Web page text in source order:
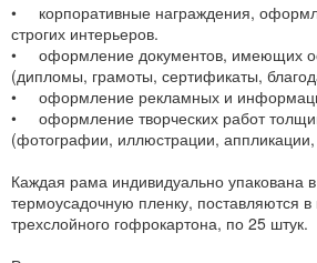
• корпоративные награждения,
строгих интерьеров.
• оформление документов, имеющих
(дипломы, грамоты, сертификаты,
• оформление рекламных и
• оформление творческих работ
(фотографии, иллюстрации,
Каждая рама индивидуально упакована
термоусадочную пленку, поставляются в
трехслойного гофрокартона, по 25 штук.